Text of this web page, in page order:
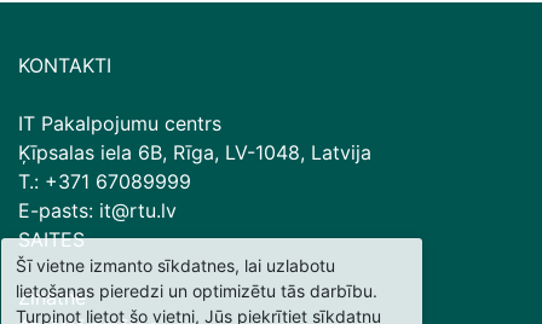
KONTAKTI
IT Pakalpojumu centrs
Ķīpsalas iela 6B, Rīga, LV-1048, Latvija
T.: +371 67089999
E-pasts: it@rtu.lv
SAITES
Zinātne
Šī vietne izmanto sīkdatnes, lai uzlabotu
lietošanas pieredzi un optimizētu tās darbību.
Turpinot lietot šo vietni, Jūs piekrītiet sīkdatņu